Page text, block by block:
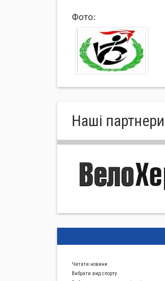
Фото:
Нашi партнери
Читати новини
Вибрати вид спорту